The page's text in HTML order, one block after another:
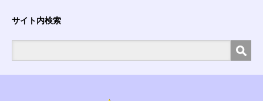
サイト内検索